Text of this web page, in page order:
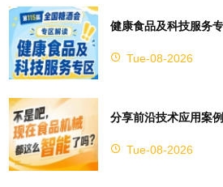
Tue-08-2026
Tue-08-2026